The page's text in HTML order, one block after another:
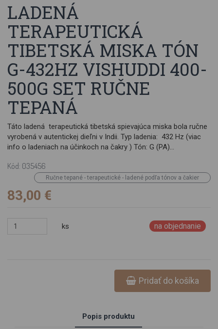
LADENÁ
TERAPEUTICKÁ
TIBETSKÁ MISKA TÓN
G-432HZ VISHUDDI 400-
500G SET RUČNE
TEPANÁ
Táto ladená terapeutická tibetská spievajúca miska bola ručne
vyrobená v autentickej dieľni v Indii. Typ ladenia: 432 Hz (viac
info o ladeniach na účinkoch na čakry ) Tón: G (PA)
400-500g Priemer: ±12,5 cm Ručne tepaná spievajúca miska je
vyrobená z medi, cínu a 8 ušľachtilých kovov (Ag, Ni, Cd, Ru, Pd,
tepaná, čo si vyžaduje niekoľko procesov na jej dokončenie. Je
spievajúci, vysoký zvuk, ktorý Vás naplní harmóniou. Balenie s
paličkou a podložkou. Má Vytrvalý a jemný zvuk - bohatý na
ktorý tón pôsobí na ktorú čakru sa dozviete v tomto článku.
Kód: 035456
Ručne tepané - terapeutické - ladené podľa tónov a čakier
83,00 €
ks na objednanie
Pridať do košíka
Popis produktu